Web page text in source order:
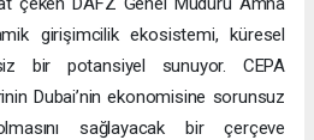
girişimcilik ekosistemi, küresel
bir potansiyel sunuyor. CEPA
Dubai’nin ekonomisine sorunsuz
sağlayacak bir çerçeve